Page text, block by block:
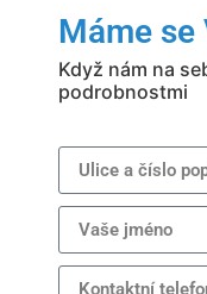
Máme se
Když nám na
podrobnostmi